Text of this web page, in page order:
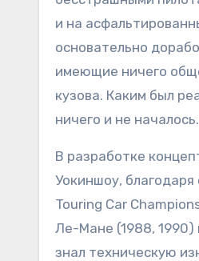
и на
основательно
имеющие ничего
кузова. Каким был
ничего и не началось.
В разработке
Уокиншоу,
Touring Car
Ле-Мане (1988, 1990)
знал техническую